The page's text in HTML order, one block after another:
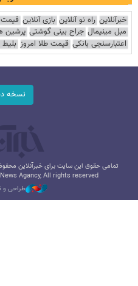
خبرآنلاین راه نو آنلاین بازی آنلاین قیمت
مبل مینیمال جراح بینی گوشتی پرشین
اعتبارسنجی بانکی قیمت طلا امروز بلیط
نسخه
تمامی حقوق این سایت برای خبرآنلاین
Agancy, All rights reserved
طراحی و